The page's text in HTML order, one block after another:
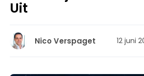
Uit
Nico Verspaget 12 juni